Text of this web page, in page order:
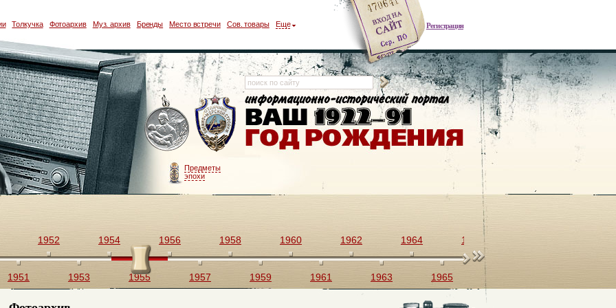
Регистрация
Толкучка Фотоархив Муз. архив Бренды Место встречи Сов. товары Еще
Предметы
эпохи
1951
1952
1953
1954
1955
1956
1957
1958
1959
1960
1961
1962
1963
1964
1965
1966